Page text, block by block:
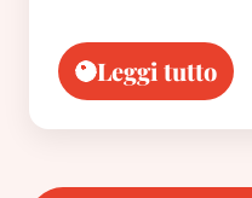
Leggi tutto